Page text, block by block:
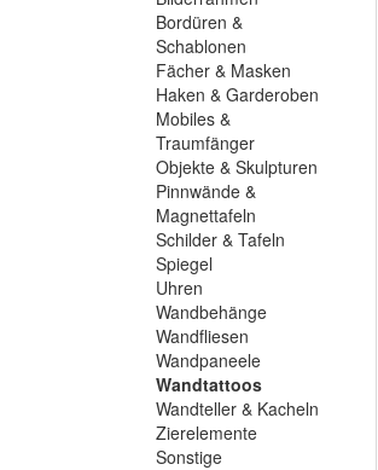
Bordüren &
Schablonen
Fächer & Masken
Haken & Garderoben
Mobiles &
Traumfänger
Objekte & Skulpturen
Pinnwände &
Magnettafeln
Schilder & Tafeln
Spiegel
Uhren
Wandbehänge
Wandfliesen
Wandpaneele
Wandtattoos
Wandteller & Kacheln
Zierelemente
Sonstige